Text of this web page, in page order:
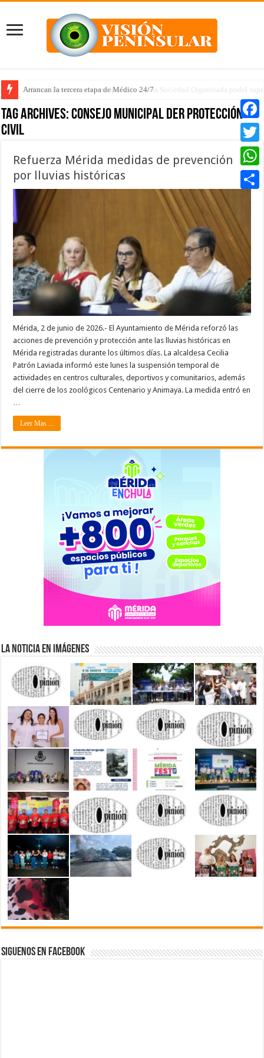
Arrancan la tercera etapa de Médico 24/7
Tag Archives:Consejo Municipal der Protección
Civil
Refuerza Mérida medidas de prevención
por lluvias históricas
Mérida, 2 de junio de 2026.- El Ayuntamiento de Mérida reforzó las
acciones de prevención y protección ante las lluvias históricas en
Mérida registradas durante los últimos días. La alcaldesa Cecilia
Patrón Laviada informó este lunes la suspensión temporal de
actividades en centros culturales, deportivos y comunitarios, además
del cierre de los zoológicos Centenario y Animaya. La medida entró en
Leer Mas ...
La Noticia en Imágenes
Siguenos en Facebook
Twitter